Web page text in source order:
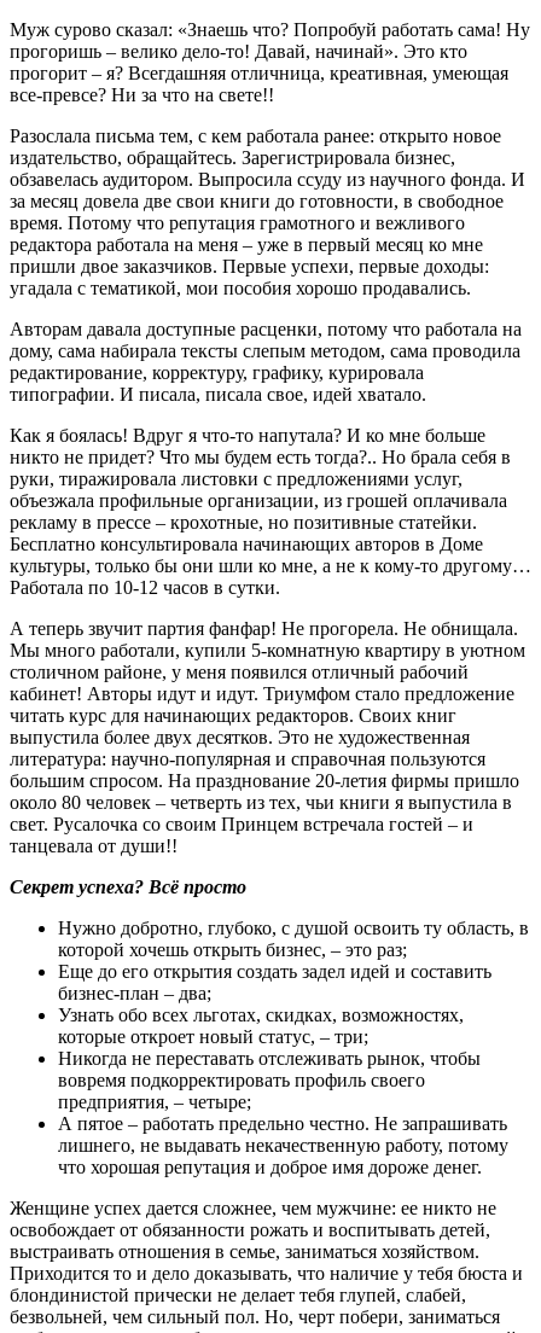
Муж сурово сказал: «Знаешь что? Попробуй работать сама! Ну
прогоришь – велико дело-то! Давай, начинай». Это кто
прогорит – я? Всегдашняя отличница, креативная, умеющая
все-превсе? Ни за что на свете!!
Разослала письма тем, с кем работала ранее: открыто новое
издательство, обращайтесь. Зарегистрировала бизнес,
обзавелась аудитором. Выпросила ссуду из научного фонда. И
за месяц довела две свои книги до готовности, в свободное
время. Потому что репутация грамотного и вежливого
редактора работала на меня – уже в первый месяц ко мне
пришли двое заказчиков. Первые успехи, первые доходы:
угадала с тематикой, мои пособия хорошо продавались.
Авторам давала доступные расценки, потому что работала на
дому, сама набирала тексты слепым методом, сама проводила
редактирование, корректуру, графику, курировала
типографии. И писала, писала свое, идей хватало.
Как я боялась! Вдруг я что-то напутала? И ко мне больше
никто не придет? Что мы будем есть тогда?.. Но брала себя в
руки, тиражировала листовки с предложениями услуг,
объезжала профильные организации, из грошей оплачивала
рекламу в прессе – крохотные, но позитивные статейки.
Бесплатно консультировала начинающих авторов в Доме
культуры, только бы они шли ко мне, а не к кому-то другому…
Работала по 10-12 часов в сутки.
А теперь звучит партия фанфар! Не прогорела. Не обнищала.
Мы много работали, купили 5-комнатную квартиру в уютном
столичном районе, у меня появился отличный рабочий
кабинет! Авторы идут и идут. Триумфом стало предложение
читать курс для начинающих редакторов. Своих книг
выпустила более двух десятков. Это не художественная
литература: научно-популярная и справочная пользуются
большим спросом. На празднование 20-летия фирмы пришло
около 80 человек – четверть из тех, чьи книги я выпустила в
свет. Русалочка со своим Принцем встречала гостей – и
танцевала от души!!
Секрет успеха? Всё просто
Нужно добротно, глубоко, с душой освоить ту область, в
которой хочешь открыть бизнес, – это раз;
Еще до его открытия создать задел идей и составить
бизнес-план – два;
Узнать обо всех льготах, скидках, возможностях,
которые откроет новый статус, – три;
Никогда не переставать отслеживать рынок, чтобы
вовремя подкорректировать профиль своего
предприятия, – четыре;
А пятое – работать предельно честно. Не запрашивать
лишнего, не выдавать некачественную работу, потому
что хорошая репутация и доброе имя дороже денег.
Женщине успех дается сложнее, чем мужчине: ее никто не
освобождает от обязанности рожать и воспитывать детей,
выстраивать отношения в семье, заниматься хозяйством.
Приходится то и дело доказывать, что наличие у тебя бюста и
блондинистой прически не делает тебя глупей, слабей,
безвольней, чем сильный пол. Но, черт побери, заниматься